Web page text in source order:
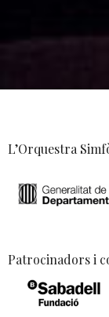
L’Orquestra
Patrocinadors i